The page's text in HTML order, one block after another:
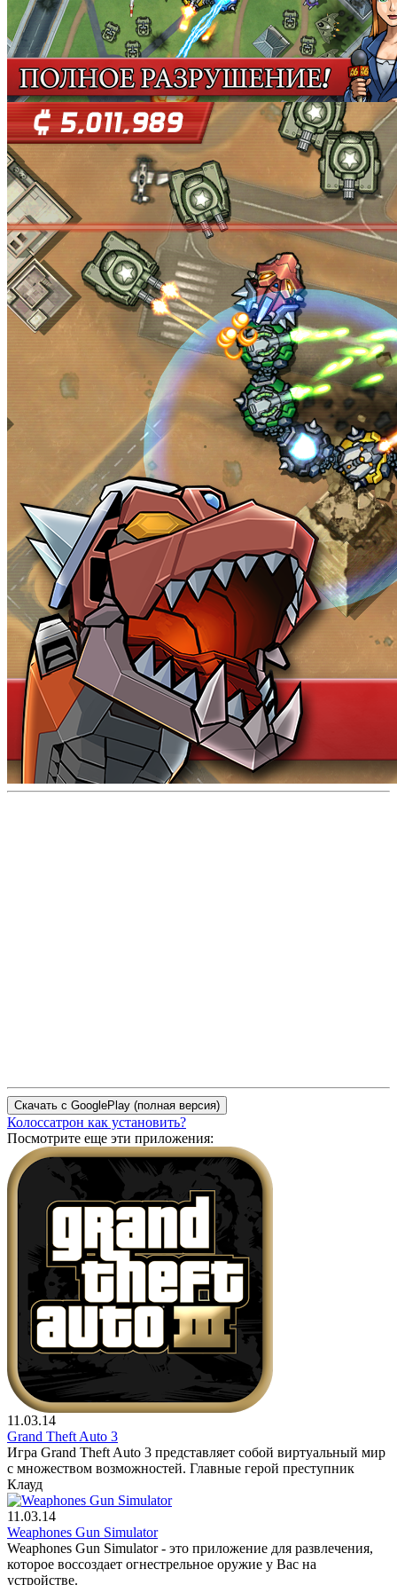
Колоссатрон как установить?
Посмотрите еще эти приложения:
11.03.14
Grand Theft Auto 3
Игра Grand Theft Auto 3 представляет собой виртуальный мир
с множеством возможностей. Главные герой преступник
Клауд
11.03.14
Weaphones Gun Simulator
Weaphones Gun Simulator - это приложение для развлечения,
которое воссоздает огнестрельное оружие у Вас на
устройстве.